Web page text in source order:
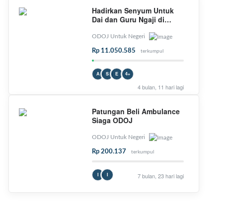
Hadirkan Senyum Untuk
Dai dan Guru Ngaji di
ODOJ Untuk Negeri
Rp 11.050.585 terkumpul
A S E 4+
4 bulan, 11 hari lagi
Patungan Beli Ambulance
Siaga ODOJ
ODOJ Untuk Negeri
Rp 200.137 terkumpul
I I 7 bulan, 23 hari lagi